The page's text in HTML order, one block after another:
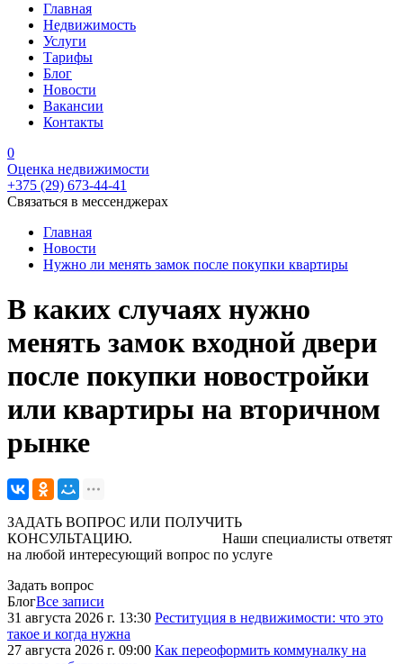
Главная
Недвижимость
Услуги
Тарифы
Блог
Новости
Вакансии
Контакты
0
Оценка недвижимости
+375 (29) 673-44-41
Связаться в мессенджерах
Главная
Новости
Нужно ли менять замок после покупки квартиры
В каких случаях нужно
менять замок входной двери
после покупки новостройки
или квартиры на вторичном
рынке
ЗАДАТЬ ВОПРОС ИЛИ ПОЛУЧИТЬ
КОНСУЛЬТАЦИЮ. Наши специалисты ответят
на любой интересующий вопрос по услуге
Задать вопрос
БлогВсе записи
31 августа 2026 г. 13:30 Реституция в недвижимости: что это
такое и когда нужна
27 августа 2026 г. 09:00 Как переоформить коммуналку на